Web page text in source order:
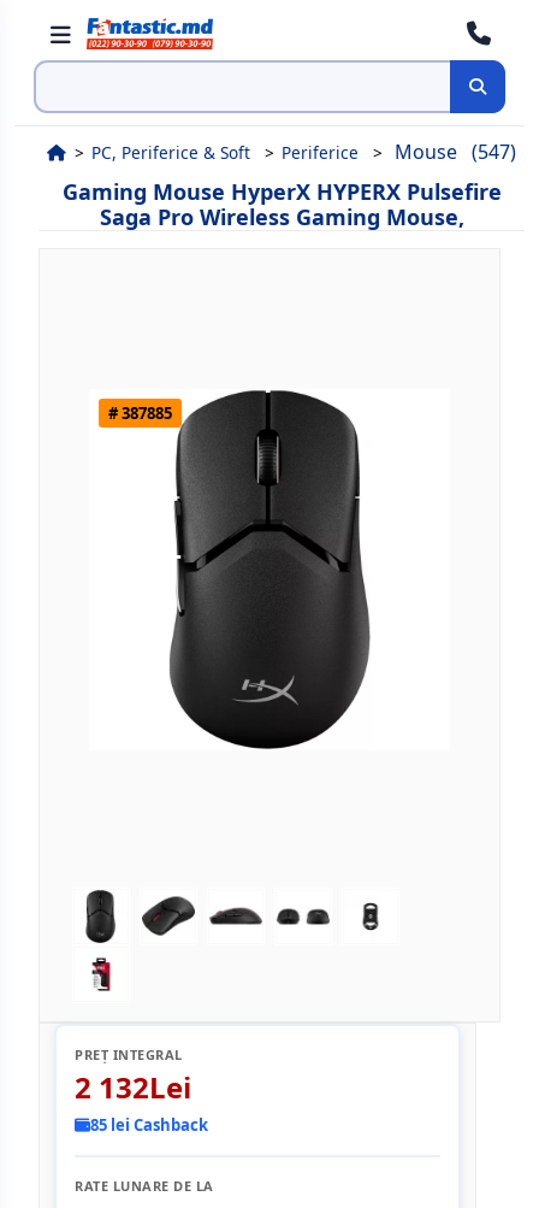
Cauta
PC, Periferice & Soft Periferice Mouse (547)
Gaming Mouse HyperX HYPERX Pulsefire
Saga Pro Wireless Gaming Mouse,
# 387885
PREȚ INTEGRAL
2 132Lei
85 lei Cashback
RATE LUNARE DE LA